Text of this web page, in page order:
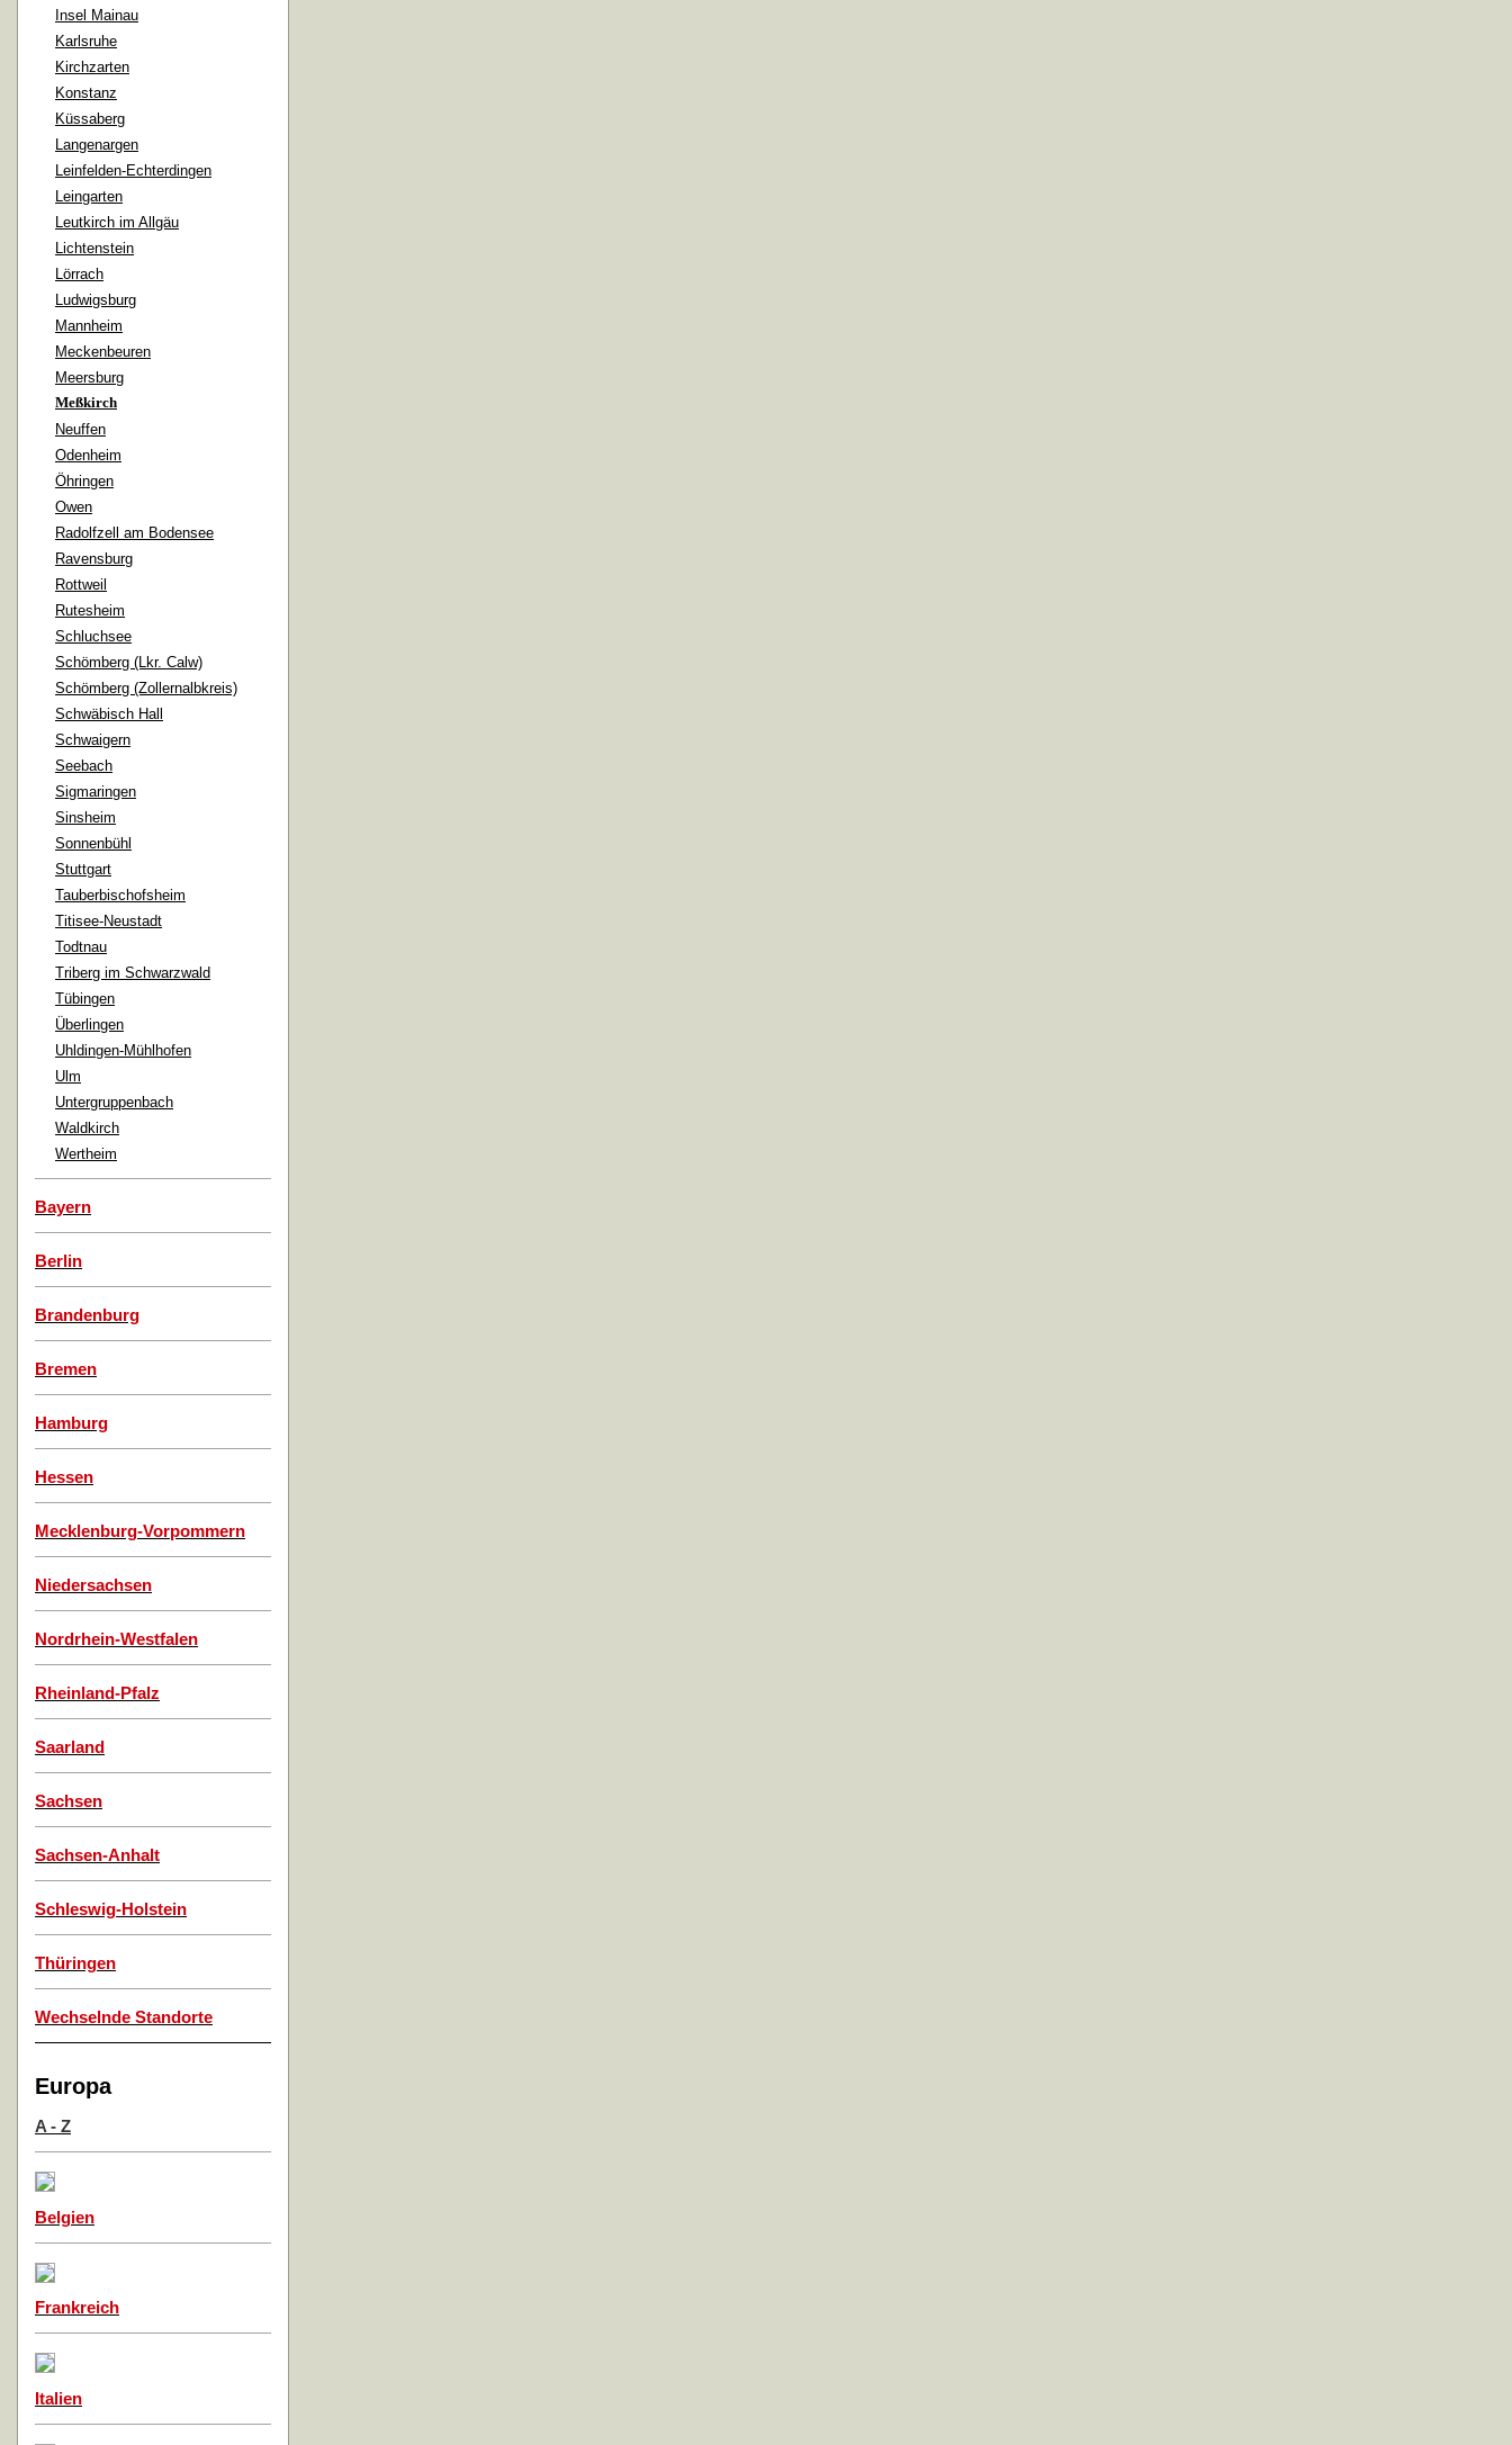
Insel Mainau
Karlsruhe
Kirchzarten
Konstanz
Küssaberg
Langenargen
Leinfelden-Echterdingen
Leingarten
Leutkirch im Allgäu
Lichtenstein
Lörrach
Ludwigsburg
Mannheim
Meckenbeuren
Meersburg
Meßkirch
Neuffen
Odenheim
Öhringen
Owen
Radolfzell am Bodensee
Ravensburg
Rottweil
Rutesheim
Schluchsee
Schömberg (Lkr. Calw)
Schömberg (Zollernalbkreis)
Schwäbisch Hall
Schwaigern
Seebach
Sigmaringen
Sinsheim
Sonnenbühl
Stuttgart
Tauberbischofsheim
Titisee-Neustadt
Todtnau
Triberg im Schwarzwald
Tübingen
Überlingen
Uhldingen-Mühlhofen
Ulm
Untergruppenbach
Waldkirch
Wertheim
Bayern
Berlin
Brandenburg
Bremen
Hamburg
Hessen
Mecklenburg-Vorpommern
Niedersachsen
Nordrhein-Westfalen
Rheinland-Pfalz
Saarland
Sachsen
Sachsen-Anhalt
Schleswig-Holstein
Thüringen
Wechselnde Standorte
Europa
A - Z
Belgien
Frankreich
Italien